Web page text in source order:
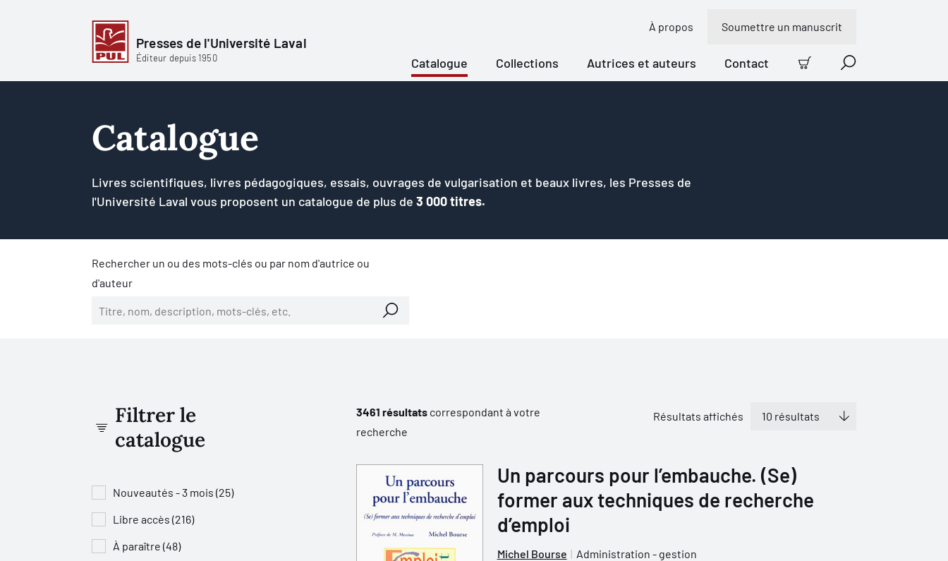
Presses de l'Université Laval
Éditeur depuis 1950
À propos Soumettre un manuscrit
Catalogue Collections Autrices et auteurs Contact
Panier Recherche
Catalogue
Livres scientifiques, livres pédagogiques, essais, ouvrages de vulgarisation et beaux livres, les Presses de
l'Université Laval vous proposent un catalogue de plus de 3 000 titres.
Rechercher un ou des mots-clés ou par nom d'autrice ou
d'auteur
Filtrer le
catalogue
Nouveautés - 3 mois (25)
Libre accès (216)
À paraître (48)
3461 résultatscorrespondant à votre
recherche
Résultats affichés
Un parcours pour l’embauche. (Se)
former aux techniques de recherche
d’emploi
Michel Bourse Administration - gestion